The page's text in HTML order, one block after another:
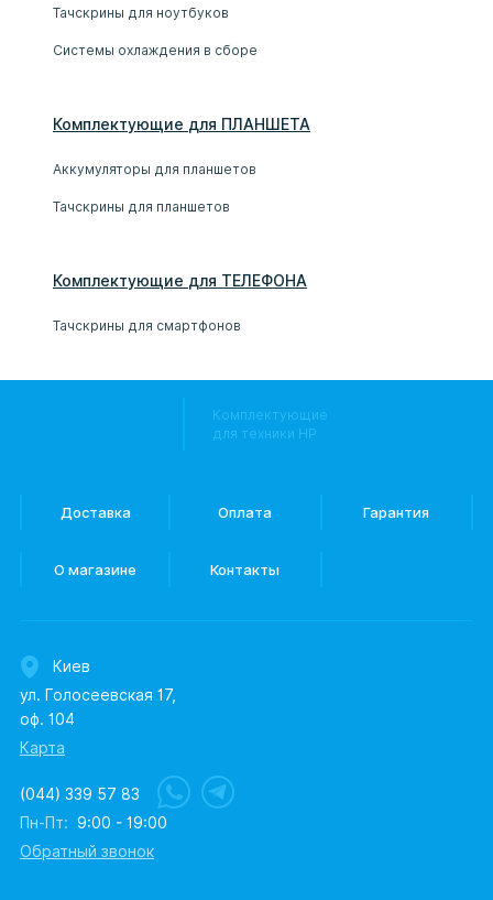
Тачскрины для ноутбуков
Системы охлаждения в сборе
Комплектующие для ПЛАНШЕТА
Аккумуляторы для планшетов
Тачскрины для планшетов
Комплектующие для ТЕЛЕФОНА
Тачскрины для смартфонов
Комплектующие
для техники HP
Доставка Оплата Гарантия
О магазине Контакты
Киев
ул. Голосеевская 17,
оф. 104
Карта
(044) 339 57 83
Пн-Пт: 9:00 - 19:00
Обратный звонок